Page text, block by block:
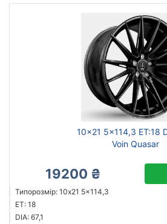
10x21 5x114,3 ET:18
Voin Quasar
19200 ₴
Типорозмір: 10x21 5x114,3
ET: 18
DIA: 67,1